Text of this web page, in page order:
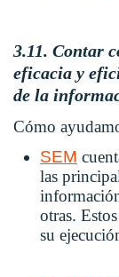
3.11. Contar
eficacia y
de la
Cómo
SEM
las
otras.
su